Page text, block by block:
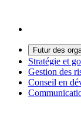
Futur des
Stratégie et
Gestion des
Conseil en